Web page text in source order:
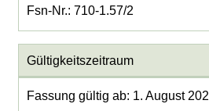
Fsn-Nr.: 710-1.57/2
Gültigkeitszeitraum
Fassung gültig ab: 1. August